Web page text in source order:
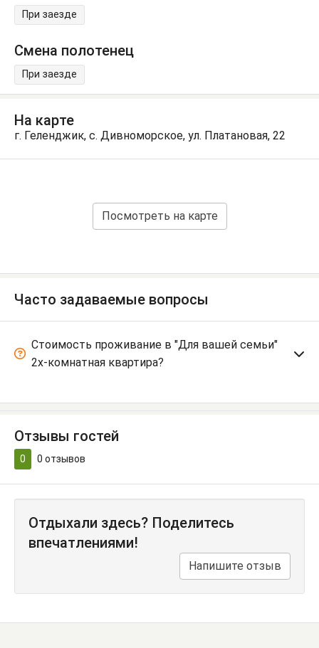
При заезде
Смена полотенец
При заезде
На карте
г. Геленджик, с. Дивноморское, ул. Платановая, 22
Посмотреть на карте
Часто задаваемые вопросы
Стоимость проживание в "Для вашей семьи"
2х-комнатная квартира?
Отзывы гостей
0 0 отзывов
Отдыхали здесь? Поделитесь
впечатлениями!
Напишите отзыв